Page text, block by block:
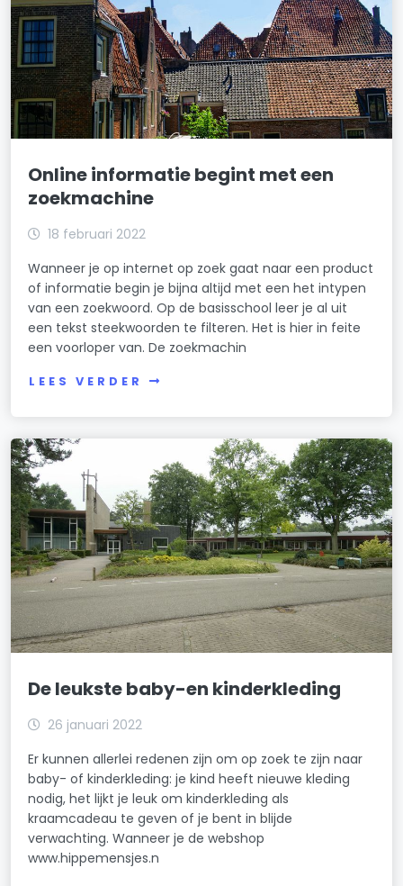
Online informatie begint met een
zoekmachine
18 februari 2022
Wanneer je op internet op zoek gaat naar een product
of informatie begin je bijna altijd met een het intypen
van een zoekwoord. Op de basisschool leer je al uit
een tekst steekwoorden te filteren. Het is hier in feite
een voorloper van. De zoekmachin
LEES VERDER
De leukste baby-en kinderkleding
26 januari 2022
Er kunnen allerlei redenen zijn om op zoek te zijn naar
baby- of kinderkleding: je kind heeft nieuwe kleding
nodig, het lijkt je leuk om kinderkleding als
kraamcadeau te geven of je bent in blijde
verwachting. Wanneer je de webshop
www.hippemensjes.n